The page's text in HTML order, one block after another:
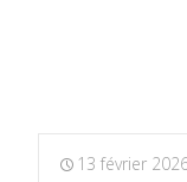
13 février